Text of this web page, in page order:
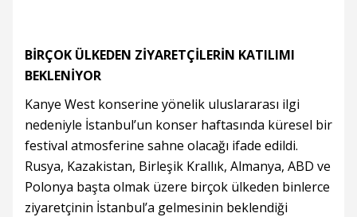
BİRÇOK ÜLKEDEN ZİYARETÇİLERİN KATILIMI
BEKLENİYOR
Kanye West konserine yönelik uluslararası ilgi
nedeniyle İstanbul’un konser haftasında küresel bir
festival atmosferine sahne olacağı ifade edildi.
Rusya, Kazakistan, Birleşik Krallık, Almanya, ABD ve
Polonya başta olmak üzere birçok ülkeden binlerce
ziyaretçinin İstanbul’a gelmesinin beklendiği